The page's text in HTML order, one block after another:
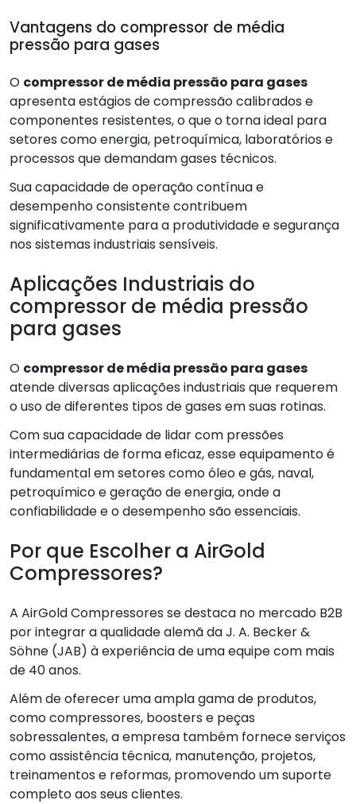
Vantagens do compressor de média
pressão para gases
O compressor de média pressão para gases
apresenta estágios de compressão calibrados e
componentes resistentes, o que o torna ideal para
setores como energia, petroquímica, laboratórios e
processos que demandam gases técnicos.
Sua capacidade de operação contínua e
desempenho consistente contribuem
significativamente para a produtividade e segurança
nos sistemas industriais sensíveis.
Aplicações Industriais do
compressor de média pressão
para gases
O compressor de média pressão para gases
atende diversas aplicações industriais que requerem
o uso de diferentes tipos de gases em suas rotinas.
Com sua capacidade de lidar com pressões
intermediárias de forma eficaz, esse equipamento é
fundamental em setores como óleo e gás, naval,
petroquímico e geração de energia, onde a
confiabilidade e o desempenho são essenciais.
Por que Escolher a AirGold
Compressores?
A AirGold Compressores se destaca no mercado B2B
por integrar a qualidade alemã da J. A. Becker &
Söhne (JAB) à experiência de uma equipe com mais
de 40 anos.
Além de oferecer uma ampla gama de produtos,
como compressores, boosters e peças
sobressalentes, a empresa também fornece serviços
como assistência técnica, manutenção, projetos,
treinamentos e reformas, promovendo um suporte
completo aos seus clientes.